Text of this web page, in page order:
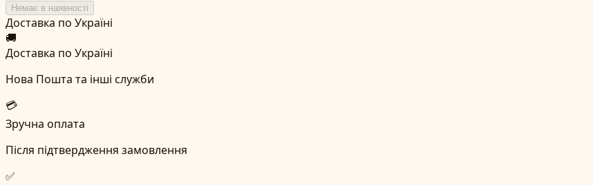
Немає в наявності
Доставка по Україні
🚚
Доставка по Україні
Нова Пошта та інші служби
💳
Зручна оплата
Після підтвердження замовлення
✅